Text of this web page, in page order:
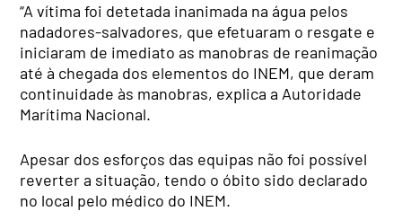
“A vítima foi detetada inanimada na água pelos
nadadores-salvadores, que efetuaram o resgate e
iniciaram de imediato as manobras de reanimação
até à chegada dos elementos do INEM, que deram
continuidade às manobras, explica a Autoridade
Marítima Nacional.
Apesar dos esforços das equipas não foi possível
reverter a situação, tendo o óbito sido declarado
no local pelo médico do INEM.